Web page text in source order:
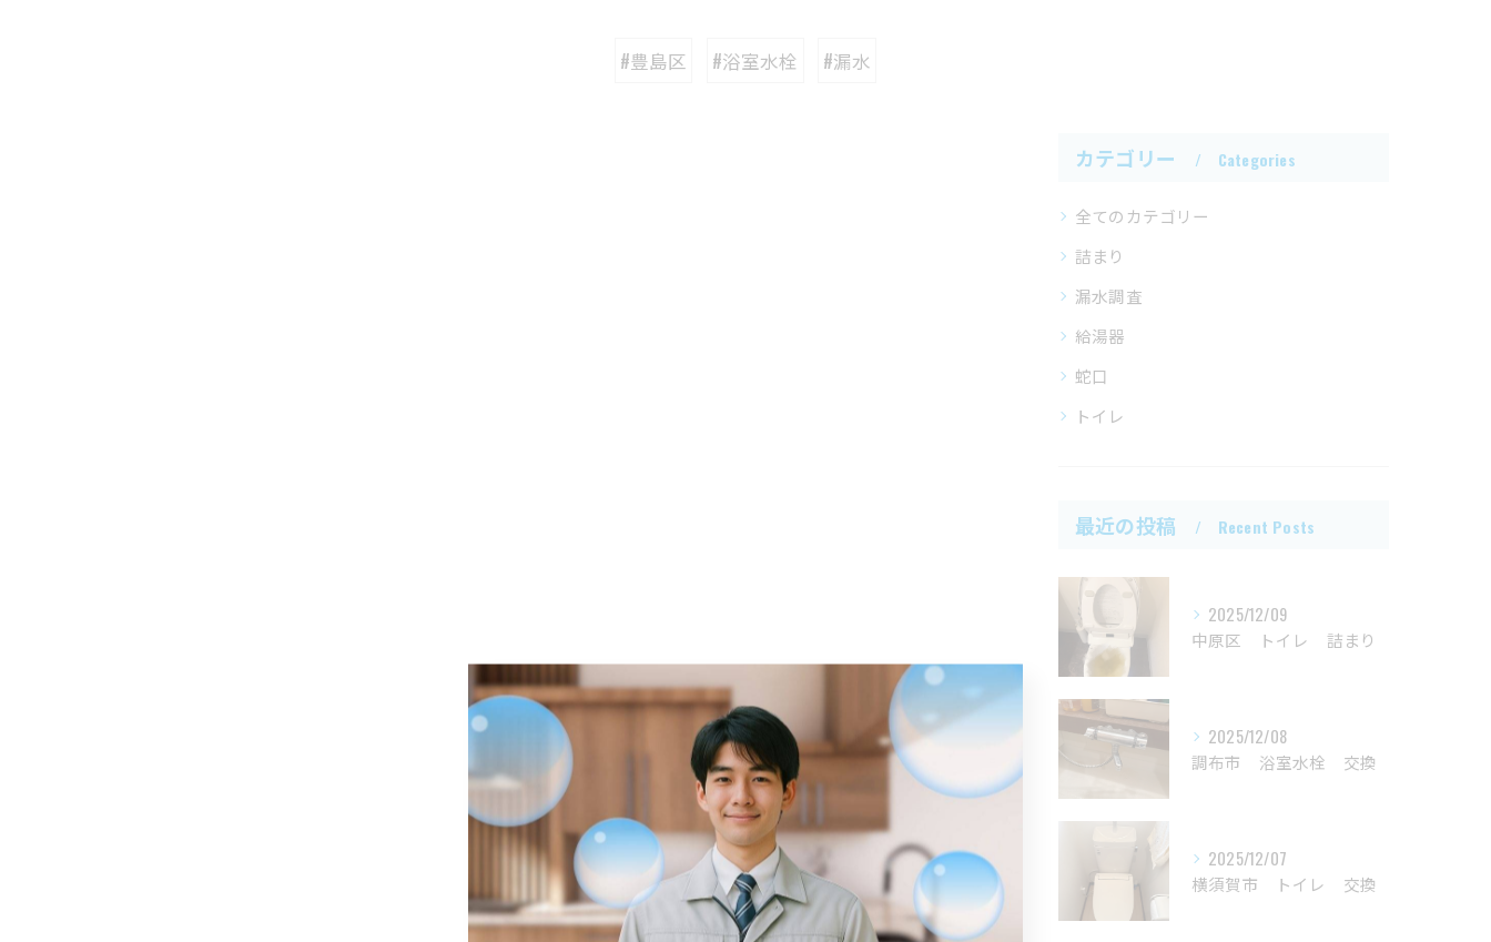
#豊島区 #浴室水栓 #漏水
カテゴリー Categories
全てのカテゴリー
詰まり
漏水調査
給湯器
蛇口
トイレ
最近の投稿 Recent Posts
2025/12/09
中原区 トイレ 詰まり
2025/12/08
調布市 浴室水栓 交換
2025/12/07
横須賀市 トイレ 交換